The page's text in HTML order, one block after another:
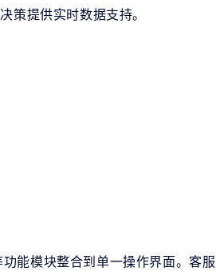
策提供实时数据支持。
能模块整合到单一操作界面。客服